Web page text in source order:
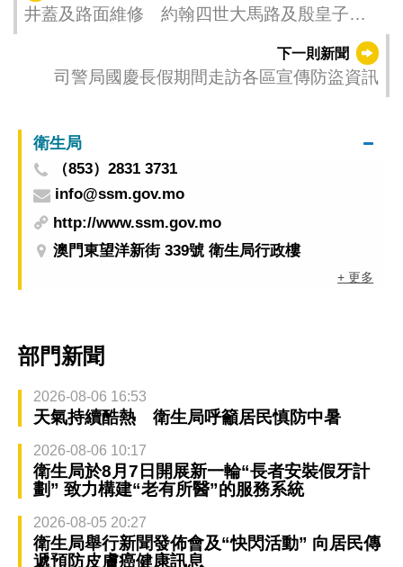
井蓋及路面維修 約翰四世大馬路及殷皇子大
下一則新聞
司警局國慶長假期間走訪各區宣傳防盜資訊
衛生局
（853）2831 3731
info@ssm.gov.mo
http://www.ssm.gov.mo
澳門東望洋新街 339號 衛生局行政樓
+ 更多
部門新聞
2026-08-06 16:53
天氣持續酷熱 衛生局呼籲居民慎防中暑
2026-08-06 10:17
衛生局於8月7日開展新一輪“長者安裝假牙計
劃” 致力構建“老有所醫”的服務系統
2026-08-05 20:27
衛生局舉行新聞發佈會及“快閃活動” 向居民傳
遞預防皮膚癌健康訊息